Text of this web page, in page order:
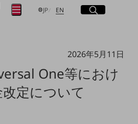
ナー企業)
JP日本語
EN Englishサイト内検索
開く
メニュー
開く
検索する
2026年5月11日
One等におけ
定について